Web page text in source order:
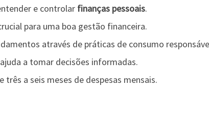
e controlar finanças pessoais.
para uma boa gestão financeira.
através de práticas de consumo
a tomar decisões informadas.
três a seis meses de despesas mensais.